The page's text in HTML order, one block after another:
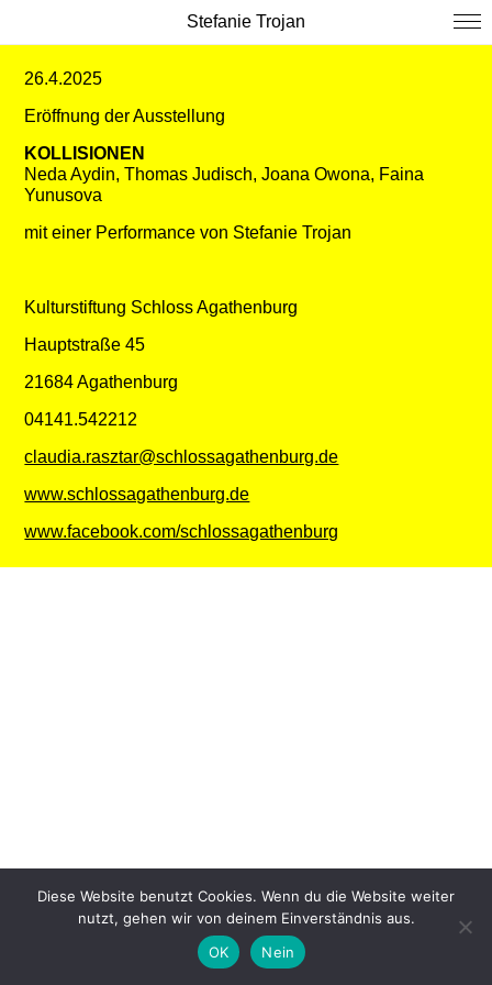
Stefanie Trojan
26.4.2025
Eröffnung der Ausstellung
KOLLISIONEN
Neda Aydin, Thomas Judisch, Joana Owona, Faina
Yunusova
mit einer Performance von Stefanie Trojan
Kulturstiftung Schloss Agathenburg
Hauptstraße 45
21684 Agathenburg
04141.542212
claudia.rasztar@schlossagathenburg.de
www.schlossagathenburg.de
www.facebook.com/schlossagathenburg
Diese Website benutzt Cookies. Wenn du die Website weiter
nutzt, gehen wir von deinem Einverständnis aus.
OK
Nein